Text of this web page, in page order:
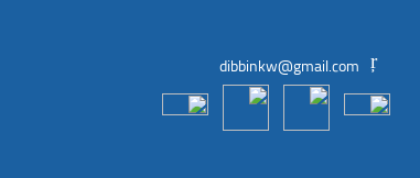
dibbinkw@gmail.com